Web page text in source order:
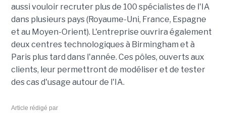
aussi vouloir recruter plus de 100 spécialistes de l'IA
dans plusieurs pays (Royaume-Uni, France, Espagne
et au Moyen-Orient). L'entreprise ouvrira également
deux centres technologiques à Birmingham et à
Paris plus tard dans l'année. Ces pôles, ouverts aux
clients, leur permettront de modéliser et de tester
des cas d'usage autour de l'IA.
Article rédigé par